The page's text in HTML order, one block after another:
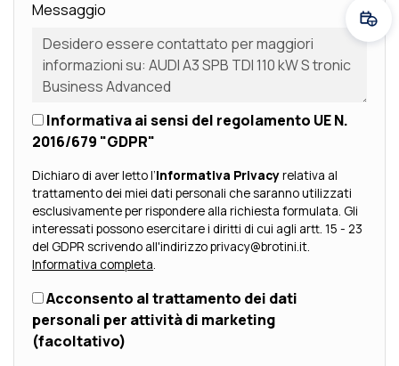
Messaggio
Informativa ai sensi del regolamento UE N.
2016/679 "GDPR"
Dichiaro di aver letto l’Informativa Privacyrelativa al
trattamento dei miei dati personali che saranno utilizzati
esclusivamente per rispondere alla richiesta formulata. Gli
interessati possono esercitare i diritti di cui agli artt. 15 - 23
del GDPR scrivendo all'indirizzo privacy@brotini.it.
Informativa completa.
Acconsento al trattamento dei dati
personali per attività di marketing
(facoltativo)